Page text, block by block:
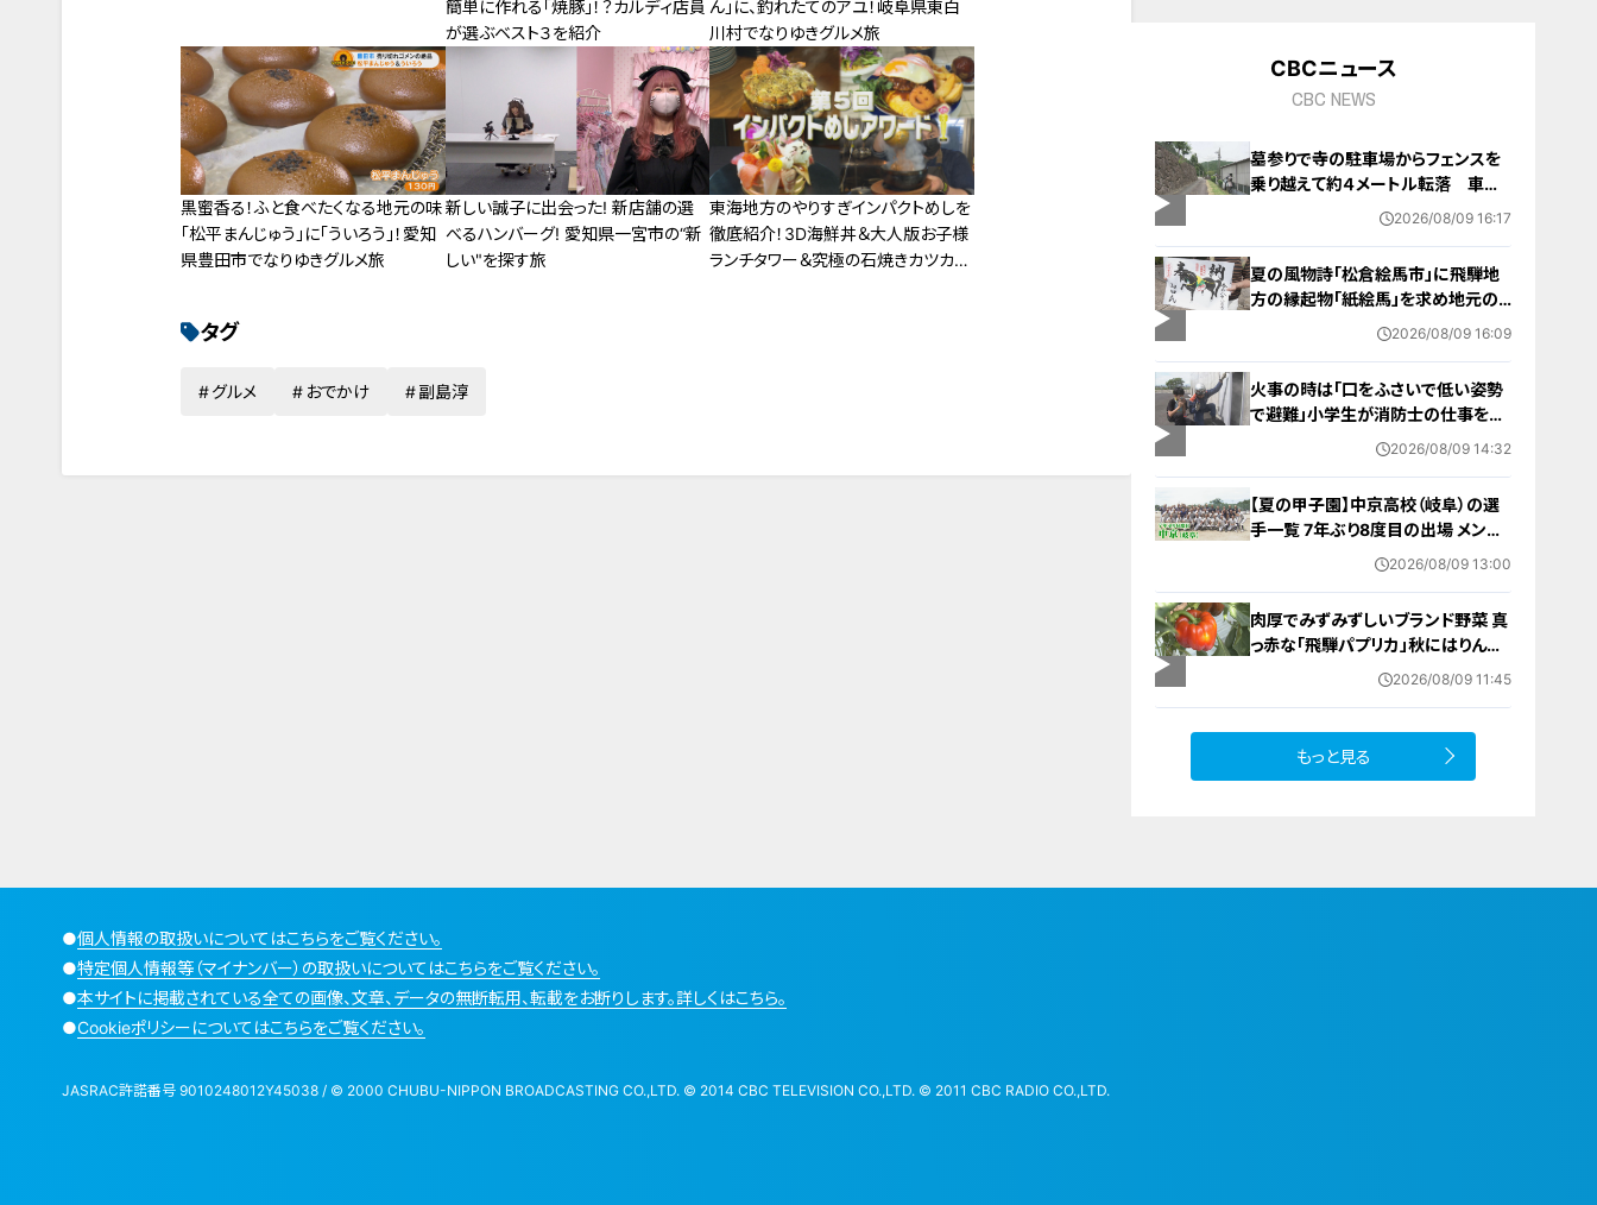
簡単に作れる「焼豚」！？カルディ店員
が選ぶベスト３を紹介
ん」に、釣れたてのアユ！岐阜県東白
川村でなりゆきグルメ旅
黒蜜香る！ふと食べたくなる地元の味
「松平まんじゅう」に「ういろう」！愛知
県豊田市でなりゆきグルメ旅
新しい誠子に出会った! 新店舗の選
べるハンバーグ! 愛知県一宮市の“新
しい"を探す旅
東海地方のやりすぎインパクトめしを
徹底紹介！3D海鮮丼＆大人版お子様
ランチタワー＆究極の石焼きカツカレ
タグ
グルメ おでかけ 副島淳
CBCニュース
CBC NEWS
墓参りで寺の駐車場からフェンスを
乗り越えて約４メートル転落 車に
乗っていた家族３人けが 岐阜・山
2026/08/09 16:17
夏の風物詩「松倉絵馬市」に飛騨地
方の縁起物「紙絵馬」を求め地元の
人や観光客が訪れる 幸せが駆け込
2026/08/09 16:09
火事の時は「口をふさいで低い姿勢
で避難」小学生が消防士の仕事を体
2026/08/09 14:32
【夏の甲子園】中京高校（岐阜）の選
手一覧 7年ぶり8度目の出場 メンバ
ー・出身中学・特徴は？高校野球
2026/08/09 13:00
肉厚でみずみずしいブランド野菜 真
っ赤な「飛騨パプリカ」秋にはりんご
のように甘い 岐阜・高山市の東農
2026/08/09 11:45
もっと見る
●個人情報の取扱いについてはこちらをご覧ください。
●特定個人情報等（マイナンバー）の取扱いについてはこちらをご覧ください。
●本サイトに掲載されている全ての画像、文章、データの無断転用、転載をお断りします。詳しくはこちら。
●Cookieポリシーについてはこちらをご覧ください。
JASRAC許諾番号 9010248012Y45038 / © 2000 CHUBU-NIPPON BROADCASTING CO.,LTD. © 2014 CBC TELEVISION CO.,LTD. © 2011 CBC RADIO CO.,LTD.